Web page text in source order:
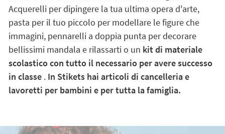
Acquerelli per dipingere la tua ultima opera d'arte,
pasta per il tuo piccolo per modellare le figure che
immagini, pennarelli a doppia punta per decorare
bellissimi mandala e rilassarti o un kit di materiale
scolastico con tutto il necessario per avere successo
in classe. In Stikets hai articoli di cancelleria e
lavoretti per bambini e per tutta la famiglia.